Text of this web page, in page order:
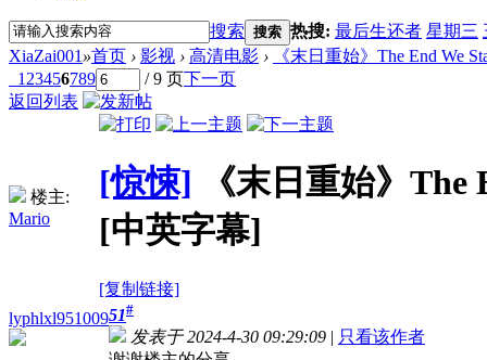
搜索 搜索 热搜: 最后生还者 星期三
XiaZai001 »首页 › 影视 › 高清电影 ›
《末日重始》The End We
1 23456789 / 9 页下一页
返回列表
楼主:
Mario
[惊悚]
《末日重始》
[中英字幕]
[复制链接]
lyphlxl95100951#
发表于 2024-4-30 09:29:09 | 只看该作者